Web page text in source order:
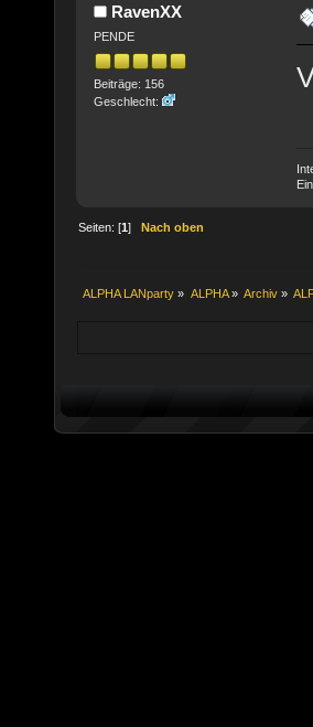
RavenXX
PENDE
Beiträge: 156
Geschlecht:
Seiten: [1]Nach oben
ALPHA LANparty » ALPHA» Archiv»